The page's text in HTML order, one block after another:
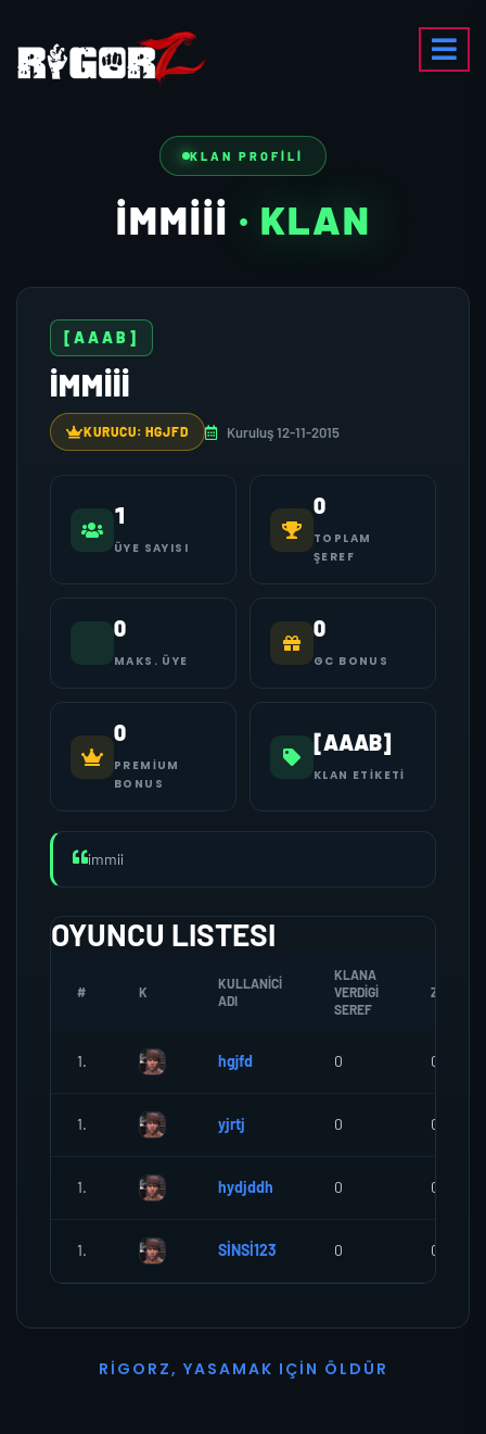
KLAN PROFILI
IMMIII · KLAN
[AAAB]
IMMIII
KURUCU: HGJFD Kuruluş 12-11-2015
1
ÜYE SAYISI
0
TOPLAM
ŞEREF
0
MAKS. ÜYE
0
GC BONUS
0
PREMIUM
BONUS
[AAAB]
KLAN ETIKETI
immii
OYUNCU LISTESI
# K
KULLANICI
ADI
KLANA
VERDIGI
SEREF
ZOMBI
1. hgjfd 0 0
1. yjrtj 0 0
1. hydjddh 0 0
1. SİNSİ123 0 0
R I G O R Z, YASAMAK I ÇI N Ö L D Ü R